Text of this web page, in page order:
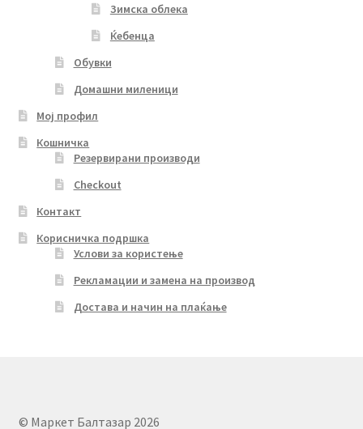
Зимска облека
Ќебенца
Обувки
Домашни миленици
Мој профил
Кошничка
Резервирани производи
Checkout
Контакт
Корисничка подршка
Услови за користење
Рекламации и замена на производ
Достава и начин на плаќање
© Маркет Балтазар 2026